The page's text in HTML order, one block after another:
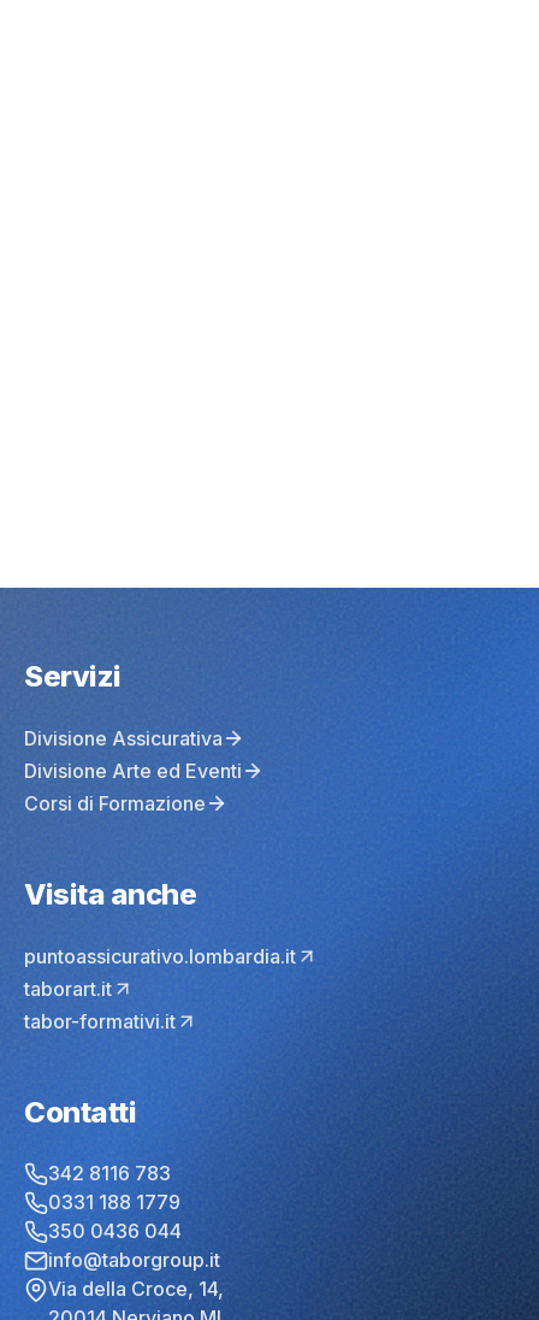
Servizi
Divisione Assicurativa
Divisione Arte ed Eventi
Corsi di Formazione
Visita anche
puntoassicurativo.lombardia.it
taborart.it
tabor-formativi.it
Contatti
342 8116 783
0331 188 1779
350 0436 044
info@taborgroup.it
Via della Croce, 14,